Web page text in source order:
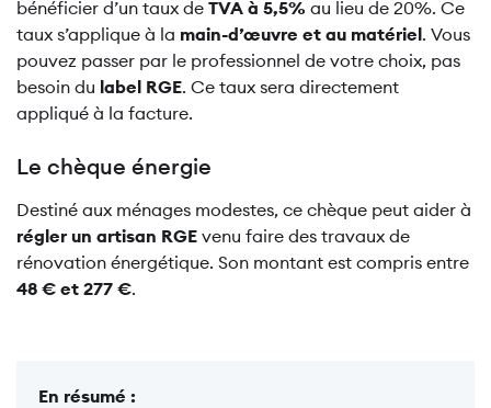
bénéficier d’un taux de TVA à 5,5% au lieu de 20%. Ce
taux s’applique à la main-d’œuvre et au matériel. Vous
pouvez passer par le professionnel de votre choix, pas
besoin du label RGE. Ce taux sera directement
appliqué à la facture.
Le chèque énergie
Destiné aux ménages modestes, ce chèque peut aider à
régler un artisan RGE venu faire des travaux de
rénovation énergétique. Son montant est compris entre
48 € et 277 €.
En résumé :